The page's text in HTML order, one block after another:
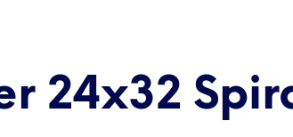
24x32